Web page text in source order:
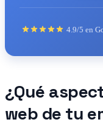
4.9/5 en
¿Qué
web de tu